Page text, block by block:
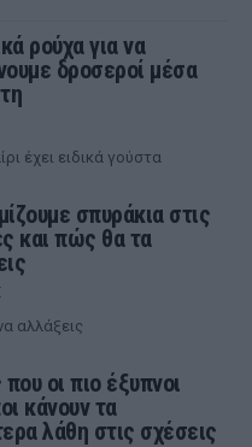
ρούχα για να
δροσεροί μέσα
έχει ειδικά γούστα
σπυράκια στις
και πώς θα τα
αλλάξεις
οι πιο έξυπνοι
κάνουν τα
λάθη στις σχέσεις